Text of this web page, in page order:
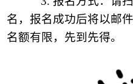
名，报名成功后将以邮
名额有限，先到先得。